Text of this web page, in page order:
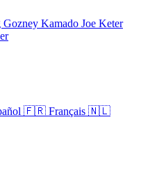
Gozney Kamado Joe Keter
🇫🇷 Français 🇳🇱